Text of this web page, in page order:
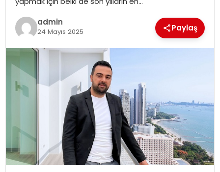
TEKNOLOJI
YAŞAM
admin
24 Mayıs 2025 Paylaş